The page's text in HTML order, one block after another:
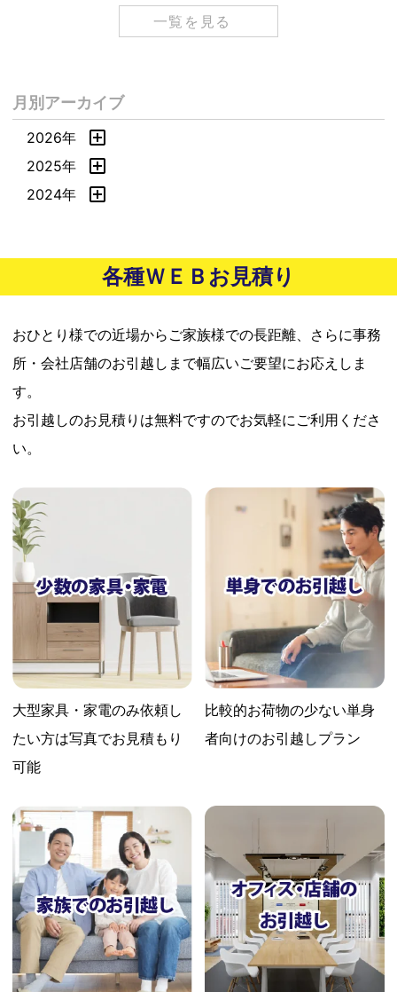
一覧を見る
月別アーカイブ
2026年
2025年
2024年
各種ＷＥＢお見積り
おひとり様での近場からご家族様での長距離、さらに事務
所・会社店舗のお引越しまで幅広いご要望にお応えしま
す。
お引越しのお見積りは無料ですのでお気軽にご利用くださ
い。
大型家具・家電のみ依頼し
たい方は写真でお見積もり
可能
比較的お荷物の少ない単身
者向けのお引越しプラン